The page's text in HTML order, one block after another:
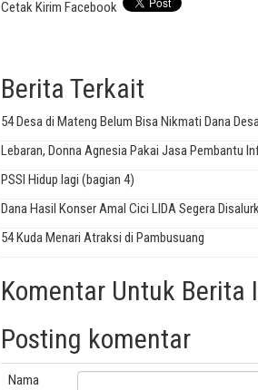
CetakKirim Facebook
Berita Terkait
54 Desa di Mateng Belum Bisa Nikmati Dana
Lebaran, Donna Agnesia Pakai Jasa Pembantu
PSSI Hidup lagi (bagian 4)
Dana Hasil Konser Amal Cici LIDA Segera
54 Kuda Menari Atraksi di Pambusuang
Komentar Untuk Berita
Posting komentar
Nama